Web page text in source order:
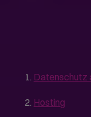
1. Datenschutz
2. Hosting